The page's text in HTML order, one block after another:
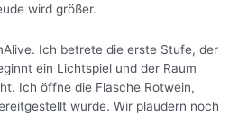
wird größer.
Ich betrete die erste Stufe, der
ein Lichtspiel und der Raum
Ich öffne die Flasche Rotwein,
wurde. Wir plaudern noch